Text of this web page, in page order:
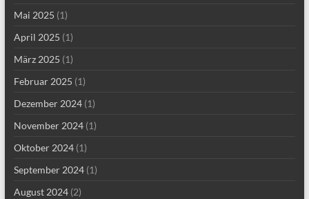
Mai 2025 (1)
April 2025 (1)
März 2025 (1)
Februar 2025 (1)
Dezember 2024(1)
November 2024(1)
Oktober 2024(1)
September 2024(1)
August 2024(2)